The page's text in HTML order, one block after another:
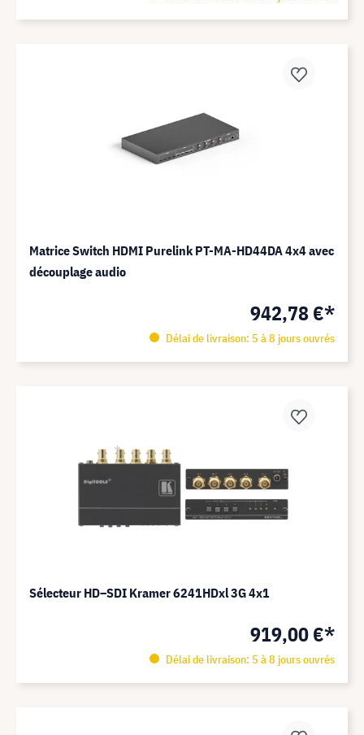
Matrice Switch HDMI Purelink PT-MA-HD44DA 4x4 avec
découplage audio
942,78 €*
Délai de livraison: 5 à 8 jours ouvrés
Sélecteur HD–SDI Kramer 6241HDxl 3G 4x1
919,00 €*
Délai de livraison: 5 à 8 jours ouvrés